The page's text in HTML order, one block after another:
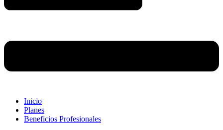
Inicio
Planes
Beneficios Profesionales